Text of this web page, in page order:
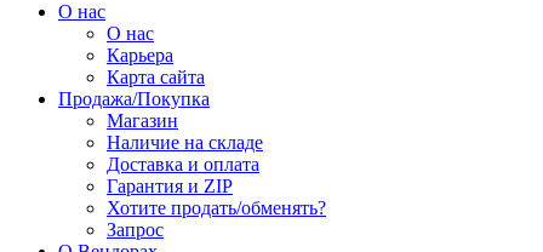
О нас
О нас
Карьера
Карта сайта
Продажа/Покупка
Магазин
Наличие на складе
Доставка и оплата
Гарантия и ZIP
Хотите продать/обменять?
Запрос